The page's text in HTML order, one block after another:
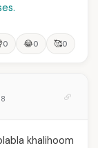
0 😂0 🥰0
khalihoom